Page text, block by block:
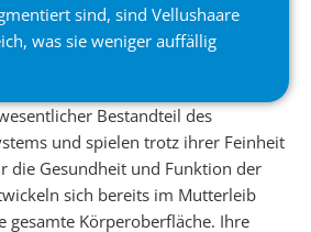
sind, sind Vellushaare
was sie weniger auffällig
Bestandteil des
und spielen trotz ihrer Feinheit
die Gesundheit und Funktion der
sich bereits im Mutterleib
gesamte Körperoberfläche. Ihre